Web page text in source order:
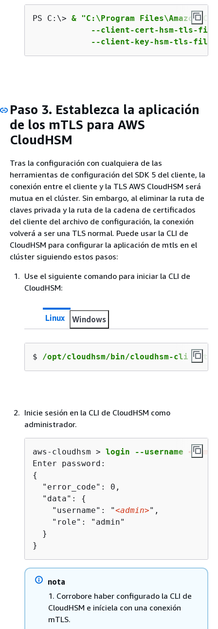
PS C:\> & "C:\Program
--client-cert-hsm-tls-
            --client-key-hsm-tls-file
Paso 3. Establezca la aplicación
de los mTLS para AWS
CloudHSM
Tras la configuración con cualquiera de las
herramientas de configuración del SDK 5 del cliente, la
conexión entre el cliente y la TLS AWS CloudHSM será
mutua en el clúster. Sin embargo, al eliminar la ruta de
claves privada y la ruta de la cadena de certificados
del cliente del archivo de configuración, la conexión
volverá a ser una TLS normal. Puede usar la CLI de
CloudHSM para configurar la aplicación de mtls en el
clúster siguiendo estos pasos:
Use el siguiente comando para iniciar la CLI de
CloudHSM:
Linux Windows
$ /opt/cloudhsm/bin/cloudhsm-cli
Inicie sesión en la CLI de CloudHSM como
administrador.
aws-cloudhsm > login --username
{
  "error_code": 0,
  "data":
{
    "username": "
<admin>",
    "role": "admin"
  }
}
nota
1. Corrobore haber configurado la CLI de
CloudHSM e iníciela con una conexión
mTLS.